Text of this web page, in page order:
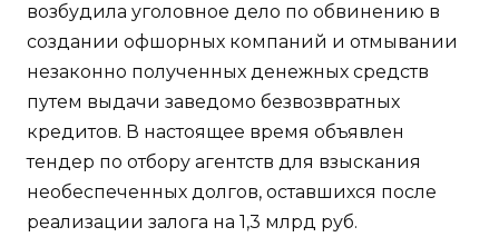
возбудила уголовное дело по обвинению в
создании офшорных компаний и отмывании
незаконно полученных денежных средств
путем выдачи заведомо безвозвратных
кредитов. В настоящее время объявлен
тендер по отбору агентств для взыскания
необеспеченных долгов, оставшихся после
реализации залога на 1,3 млрд руб.